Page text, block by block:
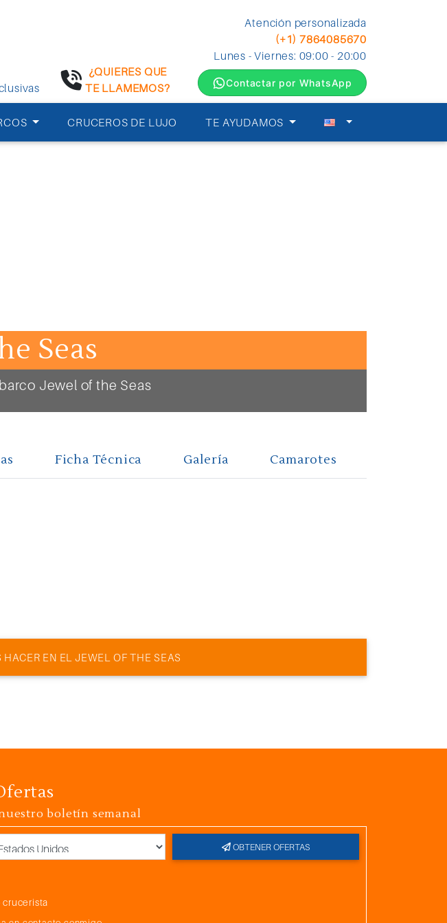
¿QUIERES QUE
TE LLAMEMOS?
Atención personalizada
(+1) 7864085670
Lunes - Viernes: 09:00 - 20:00
Contactar por WhatsApp
CRUCEROS DE LUJO TE AYUDAMOS
Seas
Jewel of the Seas
Ficha Técnica Galería Camarotes
EN EL JEWEL OF THE SEAS
boletín semanal
OBTENER OFERTAS